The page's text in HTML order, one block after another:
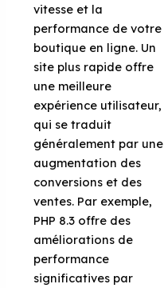
vitesse et la
performance de votre
boutique en ligne. Un
site plus rapide offre
une meilleure
expérience utilisateur,
qui se traduit
généralement par une
augmentation des
conversions et des
ventes. Par exemple,
PHP 8.3 offre des
améliorations de
performance
significatives par